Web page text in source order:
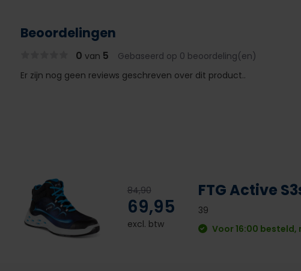
Beoordelingen
0 van 5 Gebaseerd op 0 beoordeling(en)
Er zijn nog geen reviews geschreven over dit product..
84,90
69,95
excl. btw
FTG Active
39
Voor 16:00